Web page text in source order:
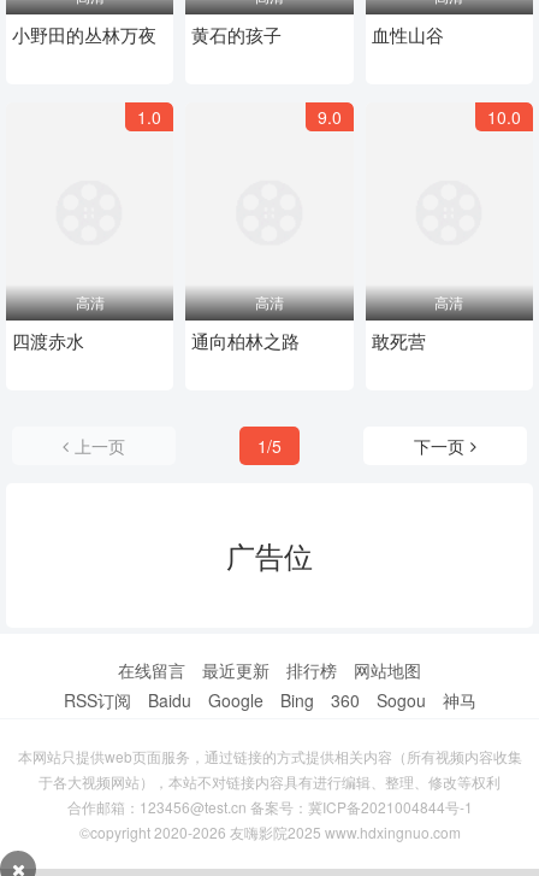
小野田的丛林万夜 黄石的孩子 血性山谷
1.0
高清
四渡赤水
9.0
高清
通向柏林之路
10.0
高清
敢死营
上一页 1/5 下一页
广告位
在线留言 最近更新 排行榜
网站地图
RSS订阅
Baidu Google Bing 360 Sogou 神马
本网站只提供web页面服务，通过链接的方式提供相关内容（所有视频内容收集
于各大视频网站），本站不对链接内容具有进行编辑、整理、修改等权利
合作邮箱：123456@test.cn 备案号： 冀ICP备2021004844号-1
©copyright 2020-2026 友嗨影院2025 www.hdxingnuo.com